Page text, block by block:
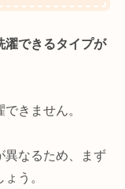
濯できるタイプが
きません。
異なるため、まず
う。